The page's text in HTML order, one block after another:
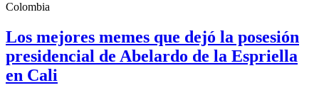
Colombia
Los mejores memes que dejó la posesión
presidencial de Abelardo de la Espriella
en Cali